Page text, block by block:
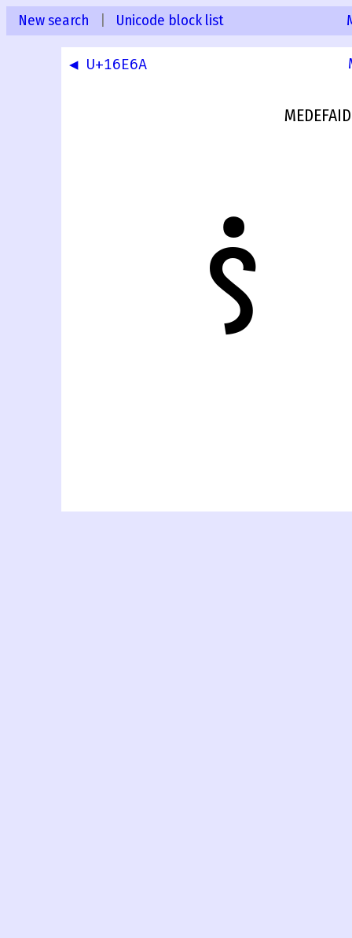
New search Unicode block list
◀ U+16E6A
𖹫